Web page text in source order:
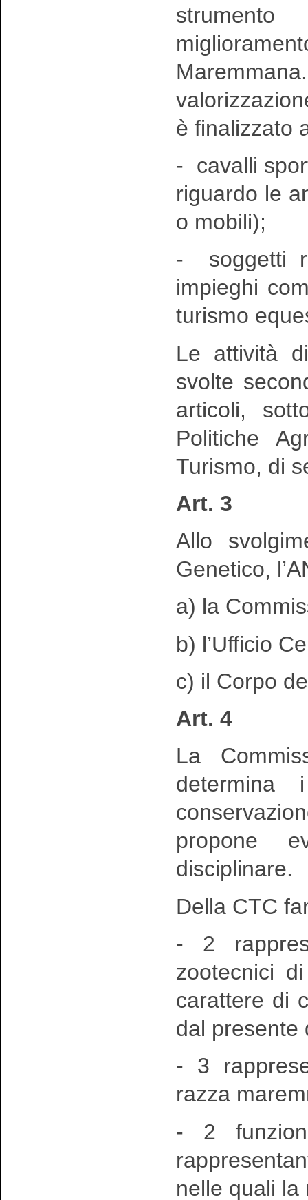
è finalizzato
- cavalli
riguardo le
o mobili);
- soggetti
impieghi
turismo
Le attività
svolte
articoli,
Politiche
Turismo, di
Art. 3
Allo
Genetico,
a) la
b) l’Ufficio
c) il Corpo
Art. 4
La
propone
disciplinare.
Della CTC
- 2
zootecnici
carattere di
dal presente
- 3
razza
- 2
nelle quali la